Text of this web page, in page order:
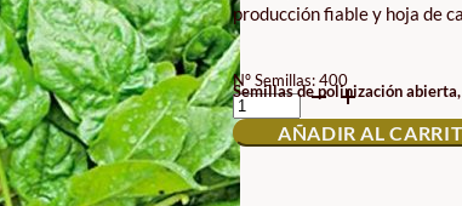
producción fiable y hoja de
Nº Semillas: 400
Semillas de polinización
SEMILLAS
ESPINACA
BUTTERFLAY
ECO
DEMETER
CANTIDAD
AÑADIR AL